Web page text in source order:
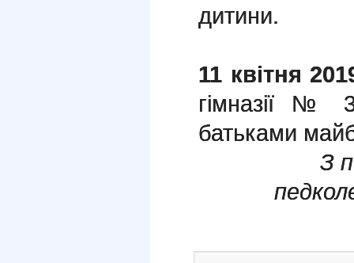
дитини.
11 квітня
гімназії №
батьками
З